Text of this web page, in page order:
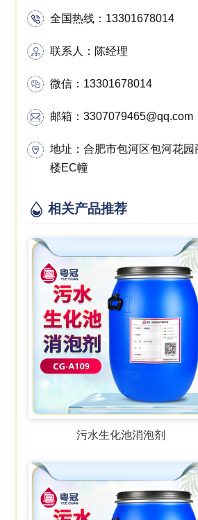
全国热线： 13301678014
联系人：陈经理
微信：13301678014
邮箱：3307079465@qq.com
地址：合肥市包河区包河花园
楼EC幢
相关产品推荐
污水生化池消泡剂